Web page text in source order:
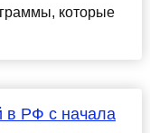
которые
в РФ с начала